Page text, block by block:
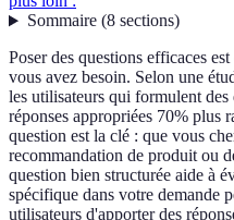
Sommaire(8 sections)
Poser des questions efficaces
vous avez besoin. Selon une
les utilisateurs qui formulent des
réponses appropriées 70% plus
question est la clé : que vous
recommandation de produit ou
question bien structurée aide à
spécifique dans votre demande
utilisateurs d'apporter des